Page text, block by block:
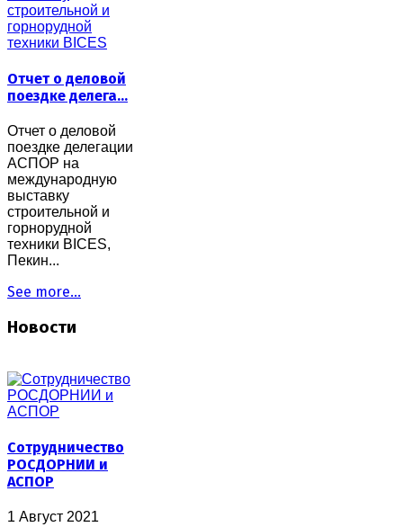
Отчет о деловой
поездке делега…
Отчет о деловой
поездке делегации
АСПОР на
международную
выставку
строительной и
горнорудной
техники BICES,
Пекин...
See more...
Новости
Сотрудничество
РОСДОРНИИ и
АСПОР
1 Август 2021